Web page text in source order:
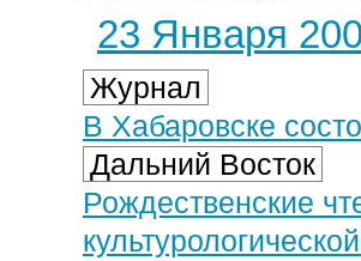
23 Января
Журнал
В Хабаровске
Дальний Восток
Рождественские